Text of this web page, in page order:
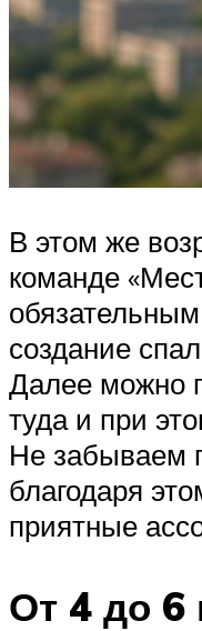
В этом же
команде
создание
Далее можно
туда и при
Не забываем
благодаря
приятные
От 4 до 6